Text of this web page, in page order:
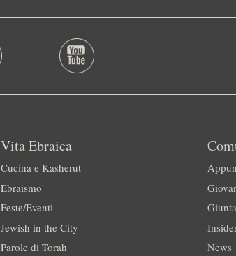
Vita Ebraica
Cucina e Kasherut
Ebraismo
Feste/Eventi
Jewish in the City
Parole di Torah
News